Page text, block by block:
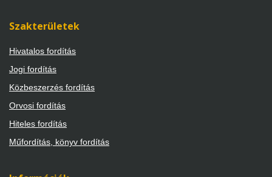
Szakterületek
Hivatalos fordítás
Jogi fordítás
Közbeszerzés fordítás
Orvosi fordítás
Hiteles fordítás
Műfordítás, könyv fordítás